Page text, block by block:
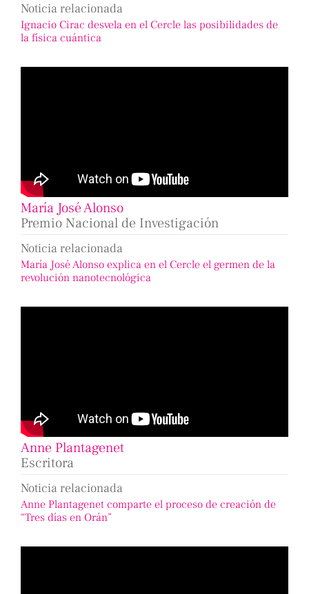
Noticia relacionada
Ignacio Cirac desvela en el Cercle las posibilidades de
la física cuántica
María José Alonso
Premio Nacional de Investigación
Noticia relacionada
María José Alonso explica en el Cercle el germen de la
revolución nanotecnológica
Anne Plantagenet
Escritora
Noticia relacionada
Anne Plantagenet comparte el proceso de creación de
“Tres días en Orán”